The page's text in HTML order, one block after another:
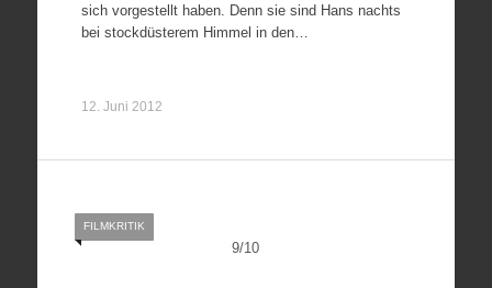
sich vorgestellt haben. Denn sie sind Hans nachts
bei stockdüsterem Himmel in den…
12. Juni 2012
9/10
FILMKRITIK